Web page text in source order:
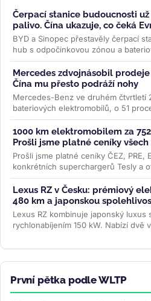
Čerpací stanice budoucnosti
palivo. Čína ukazuje, co čeká
BYD a Sinopec přestavěly čerpací
hub s odpočinkovou zónou a
model může...>>
Mercedes zdvojnásobil
Čína mu přesto podráží nohy
Mercedes-Benz ve druhém čtvrtletí
bateriových elektromobilů, o 51
Evropa rostla o 87 procent...>>
1000 km elektromobilem za 752
Prošli jsme platné ceníky
Prošli jsme platné ceníky ČEZ, PRE,
konkrétních superchargerů Tesly a
paliv. Rozdíl je...>>
Lexus RZ v Česku: prémiový
480 km a japonskou
Lexus RZ kombinuje japonský luxus
rychlonabíjením 150 kW. Nabízí dvě
První pětka podle WLTP